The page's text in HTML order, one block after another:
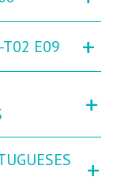
T02 E09 +
+
+